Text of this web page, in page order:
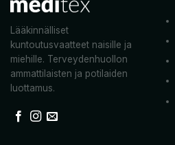
tuotteen
Lääkinnälliset
kuntoutusvaatteet naisille ja
miehille. Terveydenhuollon
ammattilaisten ja potilaiden
luottamus.